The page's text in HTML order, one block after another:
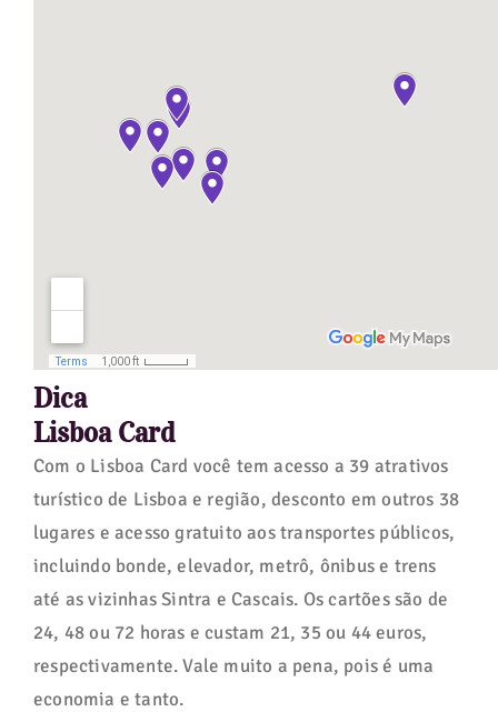
Dica
Lisboa Card
Com o Lisboa Card você tem acesso a 39 atrativos
turístico de Lisboa e região, desconto em outros 38
lugares e acesso gratuito aos transportes públicos,
incluindo bonde, elevador, metrô, ônibus e trens
até as vizinhas Sintra e Cascais. Os cartões são de
24, 48 ou 72 horas e custam 21, 35 ou 44 euros,
respectivamente. Vale muito a pena, pois é uma
economia e tanto.